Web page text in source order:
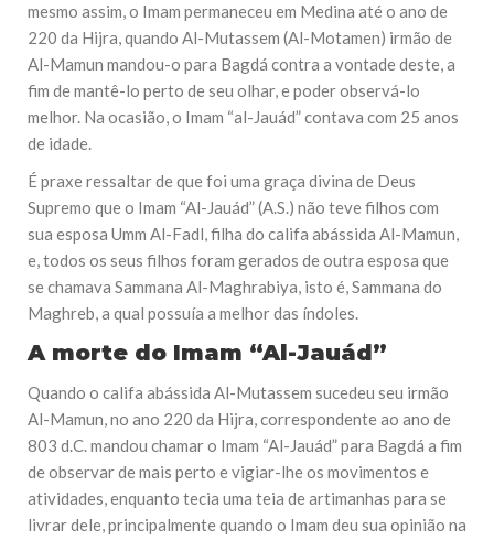
mesmo assim, o Imam permaneceu em Medina até o ano de
220 da Hijra, quando Al-Mutassem (Al-Motamen) irmão de
Al-Mamun mandou-o para Bagdá contra a vontade deste, a
fim de mantê-lo perto de seu olhar, e poder observá-lo
melhor. Na ocasião, o Imam “al-Jauád” contava com 25 anos
de idade.
É praxe ressaltar de que foi uma graça divina de Deus
Supremo que o Imam “Al-Jauád” (A.S.) não teve filhos com
sua esposa Umm Al-Fadl, filha do califa abássida Al-Mamun,
e, todos os seus filhos foram gerados de outra esposa que
se chamava Sammana Al-Maghrabiya, isto é, Sammana do
Maghreb, a qual possuía a melhor das índoles.
A morte do Imam “Al-Jauád”
Quando o califa abássida Al-Mutassem sucedeu seu irmão
Al-Mamun, no ano 220 da Hijra, correspondente ao ano de
803 d.C. mandou chamar o Imam “Al-Jauád” para Bagdá a fim
de observar de mais perto e vigiar-lhe os movimentos e
atividades, enquanto tecia uma teia de artimanhas para se
livrar dele, principalmente quando o Imam deu sua opinião na